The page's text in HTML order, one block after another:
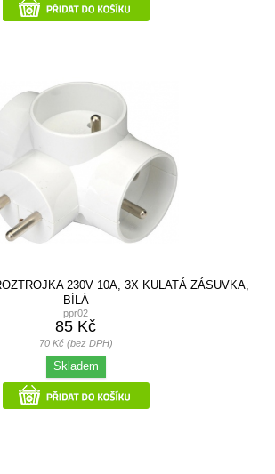
230V 10A, 3X KULATÁ ZÁSUVKA,
BÍLÁ
ppr02
85 Kč
70 Kč (bez DPH)
Skladem